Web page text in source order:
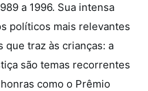
a 1996. Sua intensa
políticos mais relevantes
que traz às crianças: a
são temas recorrentes
como o Prêmio